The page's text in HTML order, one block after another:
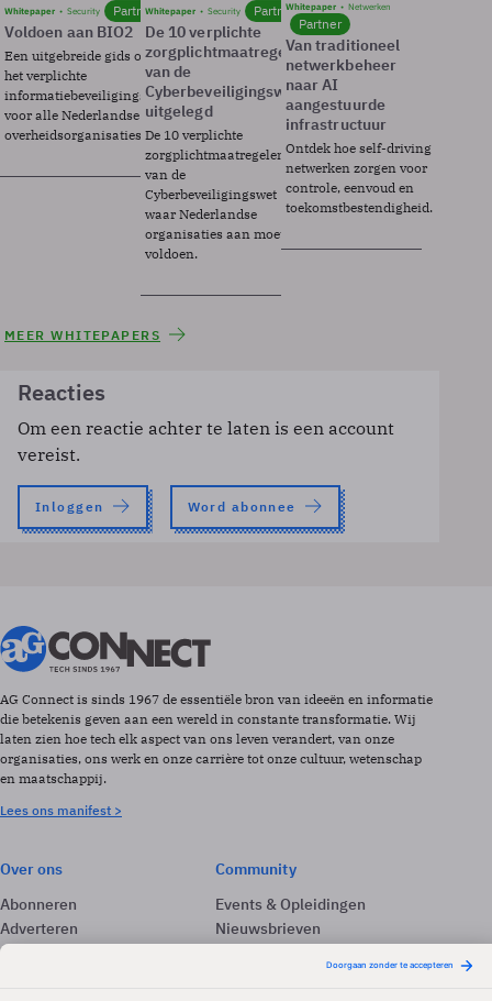
Whitepaper Security Partner
Voldoen aan BIO2
Een uitgebreide gids over BIO2,
het verplichte
informatiebeveiligingsframework
voor alle Nederlandse
overheidsorganisaties.
Whitepaper Security Partner
De 10 verplichte
zorgplichtmaatregelen
van de
Cyberbeveiligingswet
uitgelegd
De 10 verplichte
zorgplichtmaatregelen
van de
Cyberbeveiligingswet
waar Nederlandse
organisaties aan moeten
voldoen.
Whitepaper Netwerken
Partner
Van traditioneel
netwerkbeheer
naar AI
aangestuurde
infrastructuur
Ontdek hoe self-driving
netwerken zorgen voor
controle, eenvoud en
toekomstbestendigheid.
MEER WHITEPAPERS
Reacties
Om een reactie achter te laten is een account
vereist.
Inloggen Word abonnee
AG Connect is sinds 1967 de essentiële bron van ideeën en informatie
die betekenis geven aan een wereld in constante transformatie. Wij
laten zien hoe tech elk aspect van ons leven verandert, van onze
organisaties, ons werk en onze carrière tot onze cultuur, wetenschap
en maatschappij.
Lees ons manifest >
Over ons
Abonneren
Adverteren
Contact
Community
Events & Opleidingen
Nieuwsbrieven